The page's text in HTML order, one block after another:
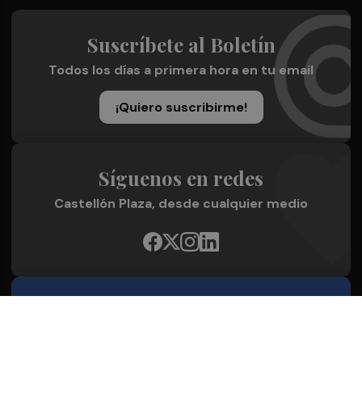
Suscríbete al Boletín
Todos los días a primera hora en tu email
¡Quiero suscribirme!
Síguenos en redes
Castellón Plaza, desde cualquier medio